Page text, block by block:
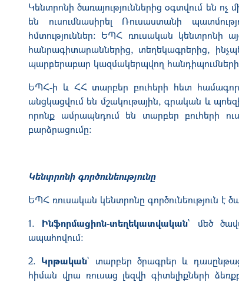
Կենտրոնի ծառայություններից օգտվում են
են ուսումնասիրել Ռուսաստանի
հմտություններ: ԵՊՀ ռուսական կենտրոնի
հանրագիտարաններից, տեղեկագրերից,
պարբերաբար կազմակերպվող
ԵՊՀ-ի և ՀՀ տարբեր բուհերի հետ
անցկացվում են մշակութային, գրական և
որոնք ամրապնդում են տարբեր բուհերի
բարձրացումը:
Կենտրոնի գործունեությունը
ԵՊՀ ռուսական կենտրոնը գործունեություն է
1. Ինֆորմացիոն-տեղեկատվական` մեծ
ապահովում։
2. Կրթական` տարբեր ծրագրեր և
հիման վրա ռուսաց լեզվի գիտելիքների